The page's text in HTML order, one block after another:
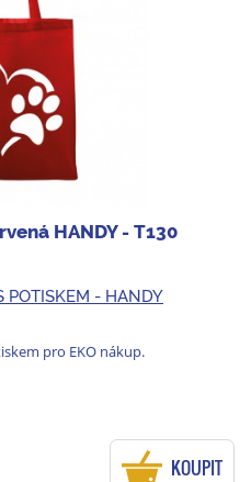
HANDY - T130
POTISKEM - HANDY
pro EKO nákup.
KOUPIT